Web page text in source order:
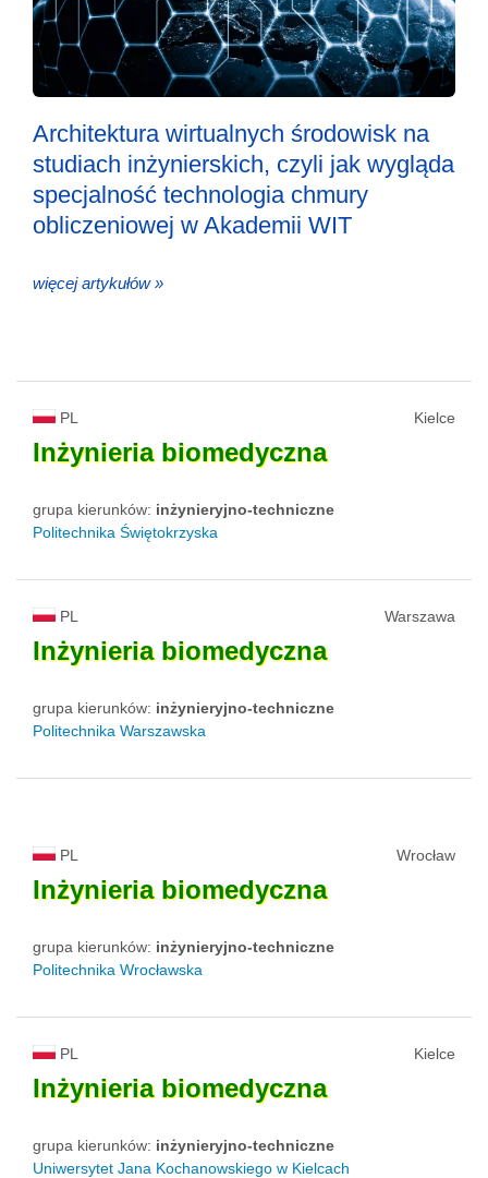
Architektura wirtualnych środowisk na
studiach inżynierskich, czyli jak wygląda
specjalność technologia chmury
obliczeniowej w Akademii WIT
więcej artykułów »
PL Kielce
Inżynieria biomedyczna
grupa kierunków: inżynieryjno-techniczne
Politechnika Świętokrzyska
PL Warszawa
Inżynieria biomedyczna
grupa kierunków: inżynieryjno-techniczne
Politechnika Warszawska
PL Wrocław
Inżynieria biomedyczna
grupa kierunków: inżynieryjno-techniczne
Politechnika Wrocławska
PL Kielce
Inżynieria biomedyczna
grupa kierunków: inżynieryjno-techniczne
Uniwersytet Jana Kochanowskiego w Kielcach